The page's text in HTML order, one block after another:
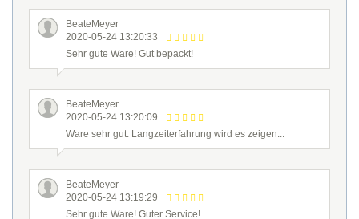
BeateMeyer
2020-05-24 13:20:33
Sehr gute Ware! Gut bepackt!
BeateMeyer
2020-05-24 13:20:09
Ware sehr gut. Langzeiterfahrung wird es zeigen...
BeateMeyer
2020-05-24 13:19:29
Sehr gute Ware! Guter Service!